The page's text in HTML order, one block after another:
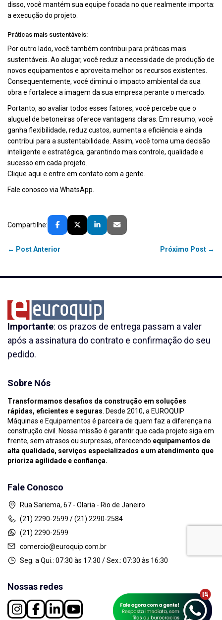
disso, você mantém sua equipe focada no que realmente importa:
a execução do projeto.
Práticas mais sustentáveis:
Por outro lado, você também contribui para práticas mais
sustentáveis. Ao alugar, você reduz a necessidade de produção de
novos equipamentos e aproveita melhor os recursos existentes.
Consequentemente, você diminui o impacto ambiental da sua
obra e fortalece a imagem da sua empresa perante o mercado.
Portanto, ao avaliar todos esses fatores, você percebe que o
aluguel de betoneiras oferece vantagens claras. Em resumo, você
ganha flexibilidade, reduz custos, aumenta a eficiência e ainda
contribui para a sustentabilidade. Assim, você toma uma decisão
inteligente e estratégica, garantindo mais controle, qualidade e
sucesso em cada projeto.
Clique aqui e entre em contato com a gente.
Fale conosco via WhatsApp
Compartilhe:
← Post Anterior Próximo Post →
Importante: os prazos de entrega passam a valer
após a assinatura do contrato e confirmação do seu
pedido.
Sobre Nós
Transformamos desafios da construção em soluções
rápidas, eficientes e seguras. Desde 2010, a EUROQUIP
Máquinas e Equipamentos é parceira de quem faz a diferença na
construção civil. Nossa missão é garantir que cada projeto siga em
frente, sem atrasos ou surpresas, oferecendo equipamentos de
alta qualidade, serviços especializados e um atendimento que
prioriza agilidade e confiança.
Fale Conosco
Rua Sariema, 67 - Olaria - Rio de Janeiro
(21) 2290-2599 / (21) 2290-2584
(21) 2290-2599
comercio@euroquip.com.br
Seg. a Qui.: 07:30 às 17:30 / Sex.: 07:30 às 16:30
Nossas redes